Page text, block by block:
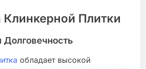
Клинкерной Плитки
Долговечность
обладает высокой